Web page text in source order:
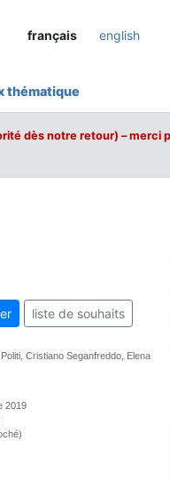
français english
thématique
dès notre retour) – merci
liste de souhaits
Cristiano Seganfreddo, Elena
2019